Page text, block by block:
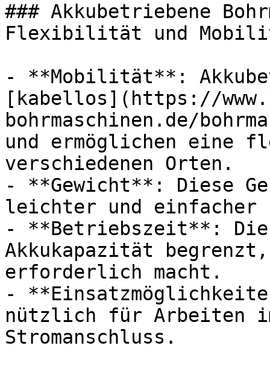
### Akkubetriebene
Flexibilität und
- **Mobilität**:
[kabellos](https://
bohrmaschinen.de/
und ermöglichen eine
verschiedenen Orten.
- **Gewicht**: Diese
leichter und einfacher
- **Betriebszeit**:
Akkukapazität
erforderlich macht.
-
nützlich für Arbeiten
Stromanschluss.